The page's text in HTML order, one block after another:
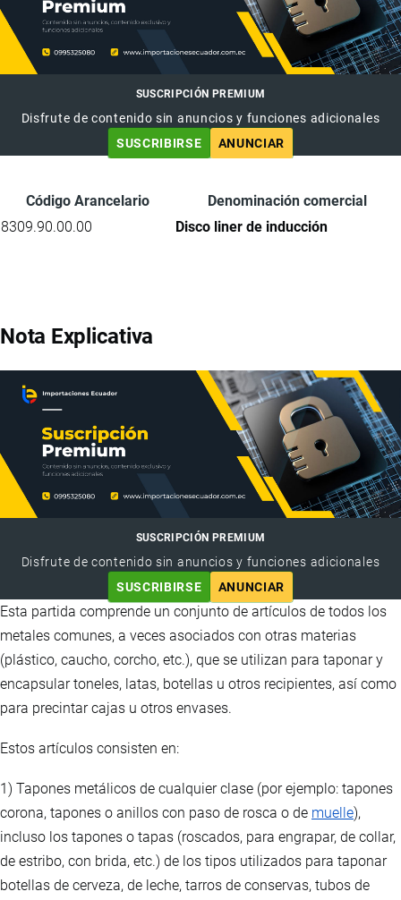
SUSCRIPCIÓN PREMIUM
Disfrute de contenido sin anuncios y funciones adicionales
SUSCRIBIRSE
ANUNCIAR
Código Arancelario
Denominación comercial
8309.90.00.00
Disco liner de inducción
Nota Explicativa
SUSCRIPCIÓN PREMIUM
Disfrute de contenido sin anuncios y funciones adicionales
SUSCRIBIRSE
ANUNCIAR
Esta partida comprende un conjunto de artículos de todos los
metales comunes, a veces asociados con otras materias
(plástico, caucho, corcho, etc.), que se utilizan para taponar y
encapsular toneles, latas, botellas u otros recipientes, así como
para precintar cajas u otros envases.
Estos artículos consisten en:
1) Tapones metálicos de cualquier clase (por ejemplo: tapones
corona, tapones o anillos con paso de rosca o de muelle),
incluso los tapones o tapas (roscados, para engrapar, de collar,
de estribo, con brida, etc.) de los tipos utilizados para taponar
botellas de cerveza, de leche, tarros de conservas, tubos de